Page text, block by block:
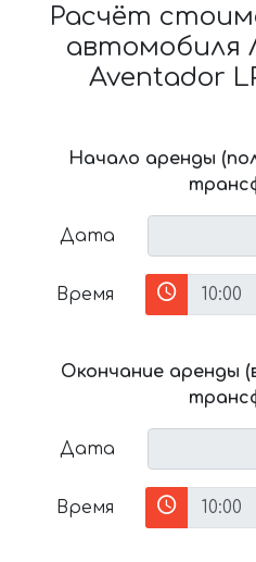
Расчёт
автомобиля
Aventador
Начало аренды
Дата
Время
Окончание аренды
Дата
Время